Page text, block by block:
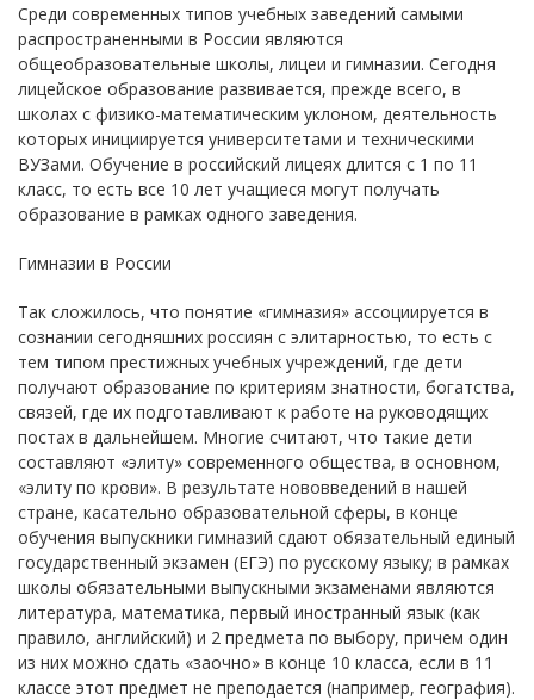
Среди современных типов учебных заведений самыми
распространенными в России являются
общеобразовательные школы, лицеи и гимназии. Сегодня
лицейское образование развивается, прежде всего, в
школах с физико-математическим уклоном, деятельность
которых инициируется университетами и техническими
ВУЗами. Обучение в российский лицеях длится с 1 по 11
класс, то есть все 10 лет учащиеся могут получать
образование в рамках одного заведения.
Гимназии в России
Так сложилось, что понятие «гимназия» ассоциируется в
сознании сегодняшних россиян с элитарностью, то есть с
тем типом престижных учебных учреждений, где дети
получают образование по критериям знатности, богатства,
связей, где их подготавливают к работе на руководящих
постах в дальнейшем. Многие считают, что такие дети
составляют «элиту» современного общества, в основном,
«элиту по крови». В результате нововведений в нашей
стране, касательно образовательной сферы, в конце
обучения выпускники гимназий сдают обязательный единый
государственный экзамен (ЕГЭ) по русскому языку; в рамках
школы обязательными выпускными экзаменами являются
литература, математика, первый иностранный язык (как
правило, английский) и 2 предмета по выбору, причем один
из них можно сдать «заочно» в конце 10 класса, если в 11
классе этот предмет не преподается (например, география).